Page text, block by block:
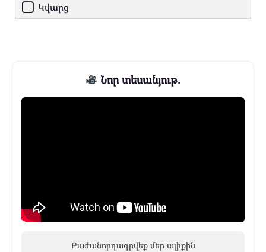
Կվարց
Նոր տեսանյութ.
Բաժանորդագրվեք մեր ալիքին